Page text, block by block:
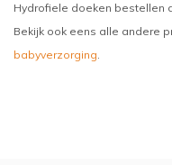
Hydrofiele doeken bestellen
Bekijk ook eens alle andere
babyverzorging.